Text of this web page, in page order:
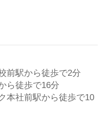
前駅から徒歩で2分
ら徒歩で16分
本社前駅から徒歩で10